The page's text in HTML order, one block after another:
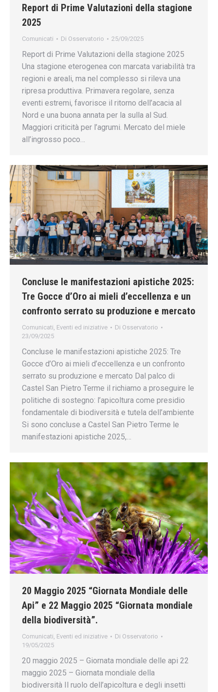
Report di Prime Valutazioni della stagione
2025
Comunicati Di Osservatorio 25/09/2025
Report di Prime Valutazioni della stagione 2025
Una stagione eterogenea con marcata variabilità tra
regioni e areali, ma nel complesso si rileva una
ripresa produttiva. Primavera regolare, senza
eventi estremi, favorisce il ritorno dell’acacia al
Nord e una buona annata per la sulla al Sud.
Maggiori criticità per l’agrumi. Mercato del miele
all’ingrosso poco…
Concluse le manifestazioni apistiche 2025:
Tre Gocce d’Oro ai mieli d’eccellenza e un
confronto serrato su produzione e mercato
Comunicati Eventi ed iniziative Di Osservatorio
23/09/2025
Concluse le manifestazioni apistiche 2025: Tre
Gocce d’Oro ai mieli d’eccellenza e un confronto
serrato su produzione e mercato Dal palco di
Castel San Pietro Terme il richiamo a proseguire le
politiche di sostegno: l’apicoltura come presidio
fondamentale di biodiversità e tutela dell’ambiente
Si sono concluse a Castel San Pietro Terme le
manifestazioni apistiche 2025,…
20 Maggio 2025 “Giornata Mondiale delle
Api” e 22 Maggio 2025 “Giornata mondiale
della biodiversità”.
Comunicati, Eventi ed iniziative Di Osservatorio
19/05/2025
20 maggio 2025 – Giornata mondiale delle api 22
maggio 2025 – Giornata mondiale della
biodiversità Il ruolo dell’apicoltura e degli insetti